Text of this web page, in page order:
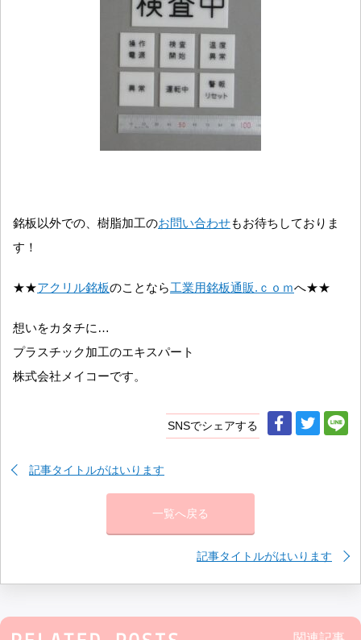
銘板以外での、樹脂加工のお問い合わせもお待ちしておりま
す！
★★アクリル銘板のことなら工業用銘板通販.ｃｏｍへ★★
想いをカタチに…
プラスチック加工のエキスパート
株式会社メイコーです。
SNSでシェアする
記事タイトルがはいります
一覧へ戻る
記事タイトルがはいります